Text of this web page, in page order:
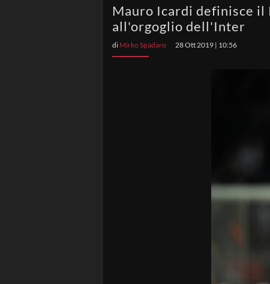
Mauro Icardi definisce il
all'orgoglio dell'Inter
di Mirko Spadaro 28 Ott 2019 | 10:56